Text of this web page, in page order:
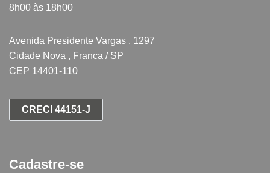
8h00 às 18h00
Avenida Presidente Vargas , 1297
Cidade Nova , Franca / SP
CEP 14401-110
CRECI 44151-J
Cadastre-se